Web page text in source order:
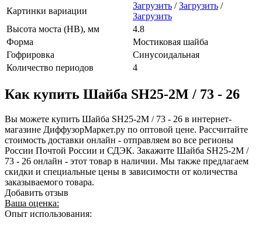
Картинки вариации
Загрузить /Загрузить /
Загрузить
Высота моста (HB), мм
4.8
Форма
Мостиковая шайба
Гофрировка
Синусоидальная
Количество периодов
4
Как купить Шайба SH25-2M / 73 - 26
Вы можете купить Шайба SH25-2M / 73 - 26 в интернет-
магазине ДиффузорМаркет.ру по оптовой цене. Рассчитайте
стоимость доставки онлайн - отправляем во все регионы
России Почтой России и СДЭК. Закажите Шайба SH25-2M /
73 - 26 онлайн - этот товар в наличии. Мы также предлагаем
скидки и специальные цены в зависимости от количества
заказываемого товара.
Добавить отзыв
Ваша оценка:
Опыт использования: